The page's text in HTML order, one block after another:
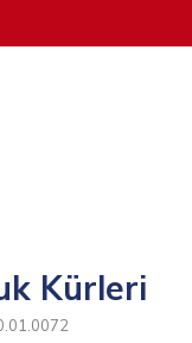
Kürleri